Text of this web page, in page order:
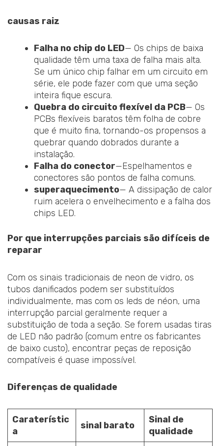
causas raiz
Falha no chip do LED— Os chips de baixa
qualidade têm uma taxa de falha mais alta.
Se um único chip falhar em um circuito em
série, ele pode fazer com que uma seção
inteira fique escura.
Quebra do circuito flexível da PCB— Os
PCBs flexíveis baratos têm folha de cobre
que é muito fina, tornando-os propensos a
quebrar quando dobrados durante a
instalação.
Falha do conector—Espelhamentos e
conectores são pontos de falha comuns.
superaquecimento— A dissipação de calor
ruim acelera o envelhecimento e a falha dos
chips LED.
Por que interrupções parciais são difíceis de
reparar
Com os sinais tradicionais de neon de vidro, os
tubos danificados podem ser substituídos
individualmente, mas com os leds de néon, uma
interrupção parcial geralmente requer a
substituição de toda a seção. Se forem usadas tiras
de LED não padrão (comum entre os fabricantes
de baixo custo), encontrar peças de reposição
compatíveis é quase impossível.
Diferenças de qualidade
Caraterístic
a
sinal barato
Sinal de
qualidade